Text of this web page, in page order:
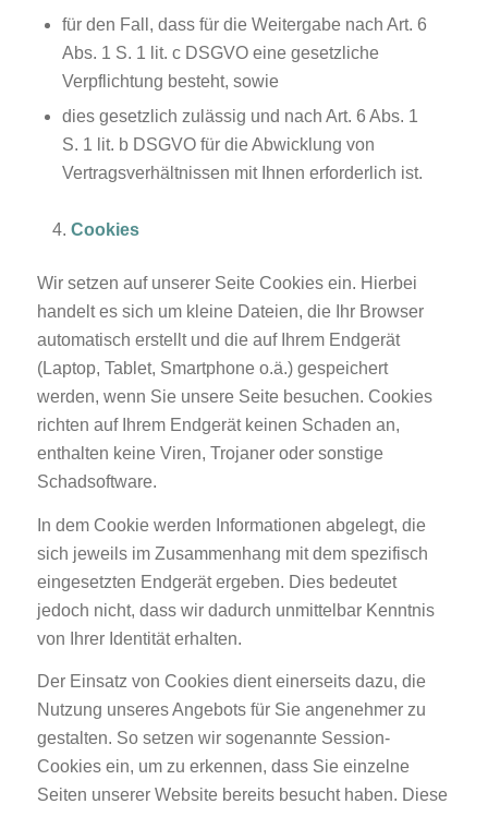
für den Fall, dass für die Weitergabe nach Art. 6
Abs. 1 S. 1 lit. c DSGVO eine gesetzliche
Verpflichtung besteht, sowie
dies gesetzlich zulässig und nach Art. 6 Abs. 1
S. 1 lit. b DSGVO für die Abwicklung von
Vertragsverhältnissen mit Ihnen erforderlich ist.
Cookies
Wir setzen auf unserer Seite Cookies ein. Hierbei
handelt es sich um kleine Dateien, die Ihr Browser
automatisch erstellt und die auf Ihrem Endgerät
(Laptop, Tablet, Smartphone o.ä.) gespeichert
werden, wenn Sie unsere Seite besuchen. Cookies
richten auf Ihrem Endgerät keinen Schaden an,
enthalten keine Viren, Trojaner oder sonstige
Schadsoftware.
In dem Cookie werden Informationen abgelegt, die
sich jeweils im Zusammenhang mit dem spezifisch
eingesetzten Endgerät ergeben. Dies bedeutet
jedoch nicht, dass wir dadurch unmittelbar Kenntnis
von Ihrer Identität erhalten.
Der Einsatz von Cookies dient einerseits dazu, die
Nutzung unseres Angebots für Sie angenehmer zu
gestalten. So setzen wir sogenannte Session-
Cookies ein, um zu erkennen, dass Sie einzelne
Seiten unserer Website bereits besucht haben. Diese